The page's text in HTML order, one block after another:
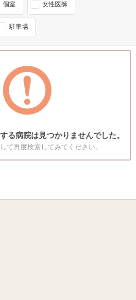
個室 女性医師
駐車場
る病院は見つかりませんでした。
て再度検索してみてください。